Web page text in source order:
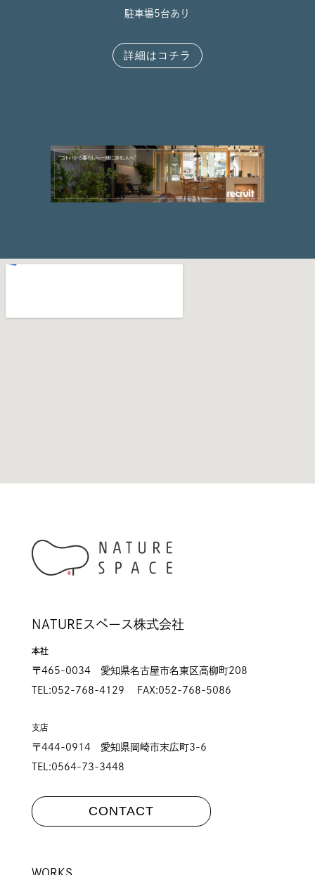
駐車場5台あり
詳細はコチラ
NATUREスペース株式会社
本社
〒465-0034 愛知県名古屋市名東区高柳町208
TEL:052-768-4129 FAX:052-768-5086
支店
〒444-0914 愛知県岡崎市末広町3-6
TEL:0564-73-3448
CONTACT
WORKS